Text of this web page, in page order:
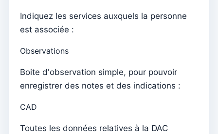
Crédit
Avance
Documents
Avenças
Alliances
Página de internet
Indiquez les services auxquels la personne
est associée :
Observations
Boite d'observation simple, pour pouvoir
enregistrer des notes et des indications :
CAD
Toutes les données relatives à la DAC